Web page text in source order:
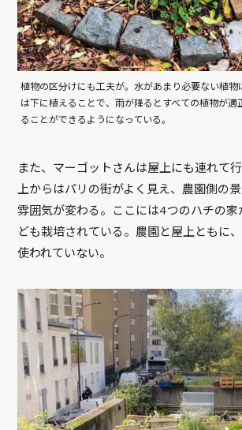
植物の区分けにも工夫が。水があまり必要ない植物
は下に植えることで、雨が降るとすべての植物が適
ることができるようになっている。
また、マーゴットさんは屋上にも連れて
上からはパリの街がよく見え、農園側の
雰囲気が変わる。ここには4つのハチの家
ども栽培されている。農園と屋上ともに
使われていない。